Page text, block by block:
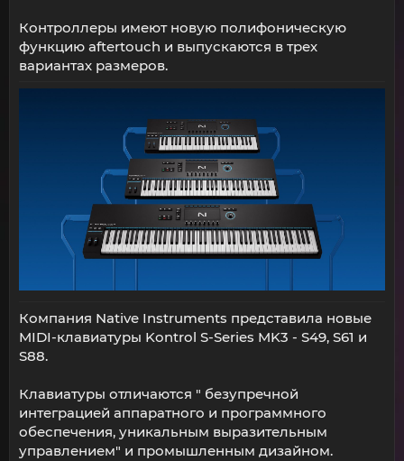
Контроллеры имеют новую полифоническую
функцию aftertouch и выпускаются в трех
вариантах размеров.
Компания Native Instruments представила новые
MIDI-клавиатуры Kontrol S-Series MK3 - S49, S61 и
S88.
Клавиатуры отличаются " безупречной
интеграцией аппаратного и программного
обеспечения, уникальным выразительным
управлением" и промышленным дизайном.